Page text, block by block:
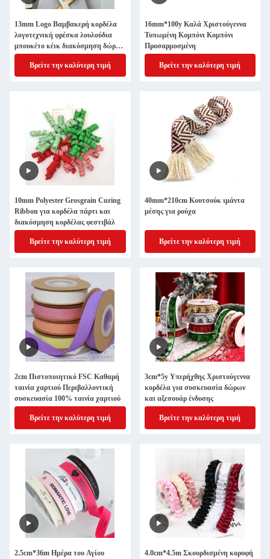
13mm Logo Βαμβακερή κορδέλα
λογοτεχνική φρέσκα λουλούδια
μπουκέτο κέικ διακόσμηση δώρο
κουτί κορδέλα DIY υλικό
συσκευασία κορδέλα
Βρείτε την καλύτερη τιμή
16mm*100y Καλά Χριστούγεννα
Τυπωμένη Κομπόνι Κομπόνι
Προσαρμοσμένη
Βρείτε την καλύτερη τιμή
10mm Polyester Grosgrain Curing
Ribbon για κορδέλα πάρτι και
διακόσμηση κορδέλας φεστιβάλ
Βρείτε την καλύτερη τιμή
40mm*210cm Κουτσούκ ιμάντα
μέσης για ρούχα
Βρείτε την καλύτερη τιμή
2cm Πιστοποιητικό FSC Καθαρή
ταινία χαρτιού Περιβαλλοντική
συσκευασία 100% ταινία χαρτιού
Βρείτε την καλύτερη τιμή
3cm*5y Υπερήχθης Χριστούγεννα
κορδέλα για συσκευασία δώρων
και αξεσουάρ ένδυσης
Βρείτε την καλύτερη τιμή
2.5cm*36m Ημέρα του Αγίου
4.0cm*4.5m Σκουρδισμένη κορυφή